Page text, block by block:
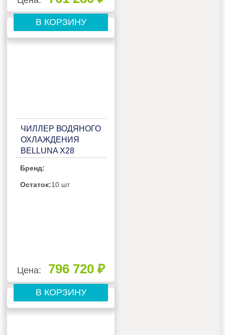
В КОРЗИНУ
ЧИЛЛЕР ВОДЯНОГО
ОХЛАЖДЕНИЯ
BELLUNA X28
Бренд:
Остаток:10 шт
Цена: 796 720 ₽
В КОРЗИНУ